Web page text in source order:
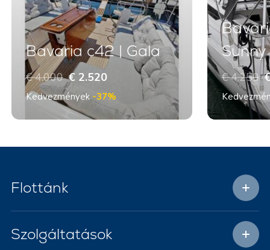
Bavaria c42 | Gala
€ 4.000 € 2.520
Kedvezmények-37%
Sunny
€ 4.250
Flottánk
Szolgáltatások